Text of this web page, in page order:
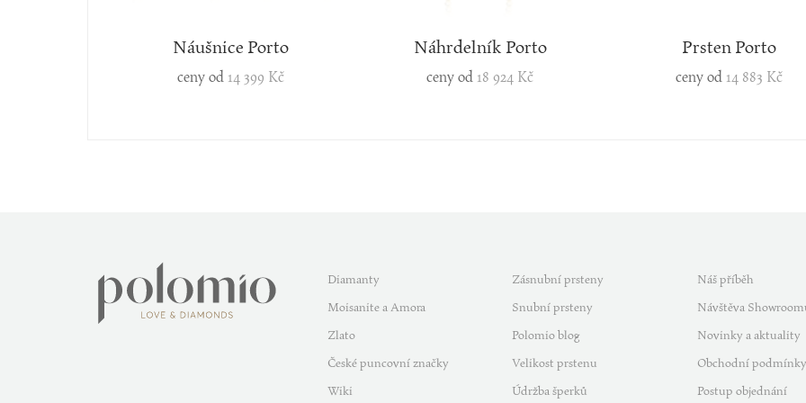
Náušnice Porto
ceny od 14 399 Kč
Náhrdelník Porto
ceny od 18 924 Kč
Prsten Porto
ceny od 14 883 Kč
Diamanty
Moisanite a Amora
Zlato
České puncovní značky
Wiki
Zásnubní prsteny
Snubní prsteny
Polomio blog
Velikost prstenu
Údržba šperků
Náš příběh
Návštěva
Novinky a aktuality
Obchodní podmínky
Postup objednání